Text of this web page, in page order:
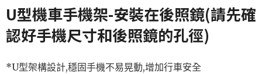
U型機車手機架-安裝在後照鏡(請先確
認好手機尺寸和後照鏡的孔徑)
*U型架構設計,穩固手機不易晃動,增加行車安全